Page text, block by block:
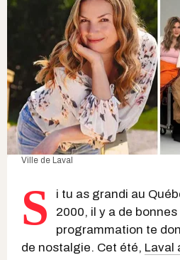
Ville de Laval
S
i tu as grandi au
2000, il y a de
programmation te
de nostalgie. Cet été, Laval